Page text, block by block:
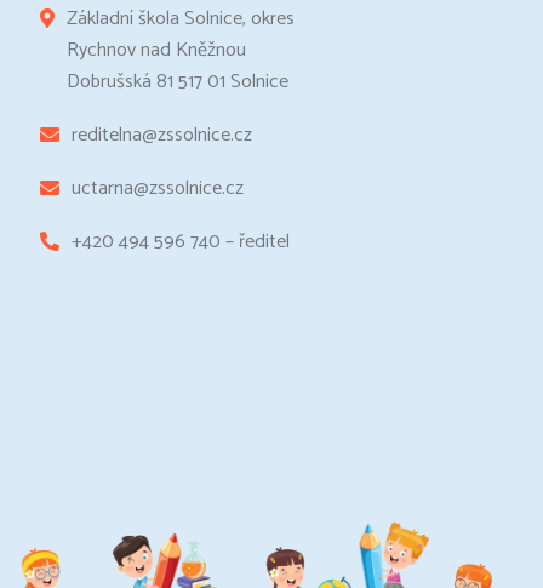
Základní škola Solnice, okres
Rychnov nad Kněžnou
Dobrušská 81 517 01 Solnice
reditelna@zssolnice.cz
uctarna@zssolnice.cz
+420 494 596 740 – ředitel